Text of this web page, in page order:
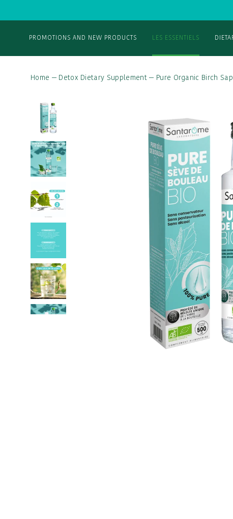
PROMOTIONS AND NEW PRODUCTS LES ESSENTIELS
Home — Detox Dietary Supplement— Pure Organic Birch Sap